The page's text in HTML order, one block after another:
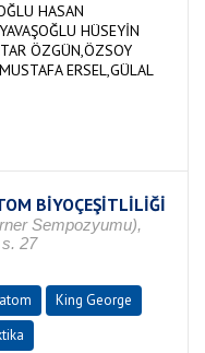
HASAN
HÜSEYİN
ÖZGÜN,ÖZSOY
ERSEL,GÜLAL
BİYOÇEŞİTLİLİĞİ
Sempozyumu),
27
King George